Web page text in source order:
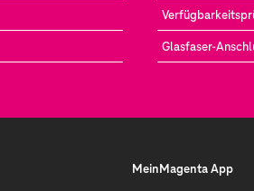
Glasfaser-
MeinMagenta App